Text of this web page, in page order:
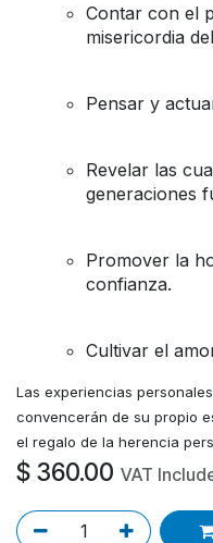
Contar con el
misericordia
Pensar y
Revelar las
generaciones
Promover la
confianza.
Cultivar el
Las experiencias
convencerán de su propio
el regalo de la herencia
$ 360.00 VAT